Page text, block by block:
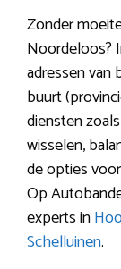
Zonder
Noordeloos?
adressen van
buurt
diensten
wisselen,
de opties
Op
experts in
Schelluinen.